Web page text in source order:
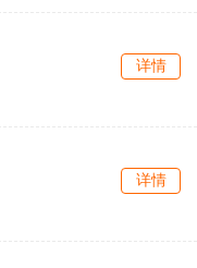
详情
详情